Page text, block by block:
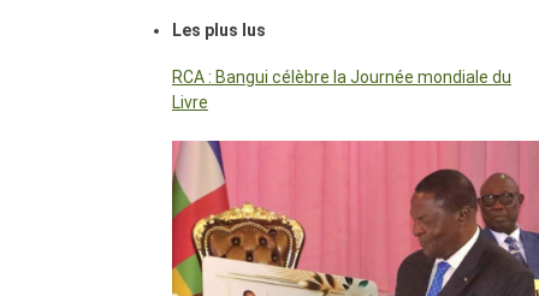
Les plus lus
RCA : Bangui célèbre la Journée mondiale du
Livre